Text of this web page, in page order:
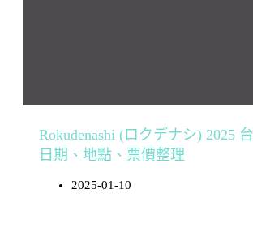
Rokudenashi (ロクデナシ) 2025
日期、地點、票價整理
2025-01-10